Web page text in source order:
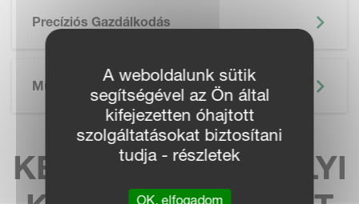
Precíziós Gazdálkodás
Műszaki Adatok
KERESSE MEG HELYI
A weboldalunk sütik
segítségével az Ön által
kifejezetten óhajtott
szolgáltatásokat biztosítani
tudja - részletek
OK, elfogadom